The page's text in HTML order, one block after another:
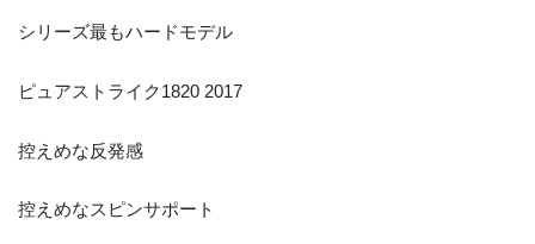
シリーズ最もハードモデル
ピュアストライク1820 2017
控えめな反発感
控えめなスピンサポート